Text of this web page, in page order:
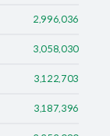
2,996,036
3,058,030
3,122,703
3,187,396